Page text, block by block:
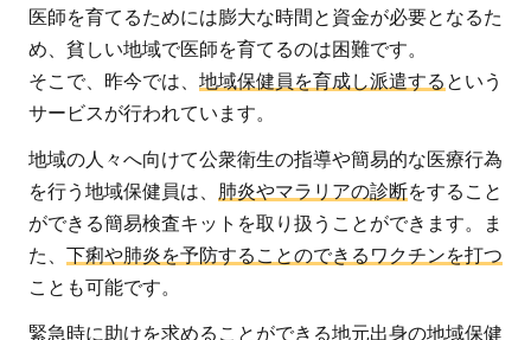
め
に…
医師を育てるためには膨大な時間と資金が必要となるた
め、貧しい地域で医師を育てるのは困難です。
そこで、昨今では、 地域保健員を育成し派遣する という
サービスが行われています。
地域の人々へ向けて公衆衛生の指導や簡易的な医療行為
を行う地域保健員は、 肺炎やマラリアの診断をすること
ができる簡易検査キットを取り扱うことができます。ま
た、 下痢や肺炎を予防することのできるワクチンを打つ
ことも可能です。
緊急時に助けを求めることができる地元出身の地域保健